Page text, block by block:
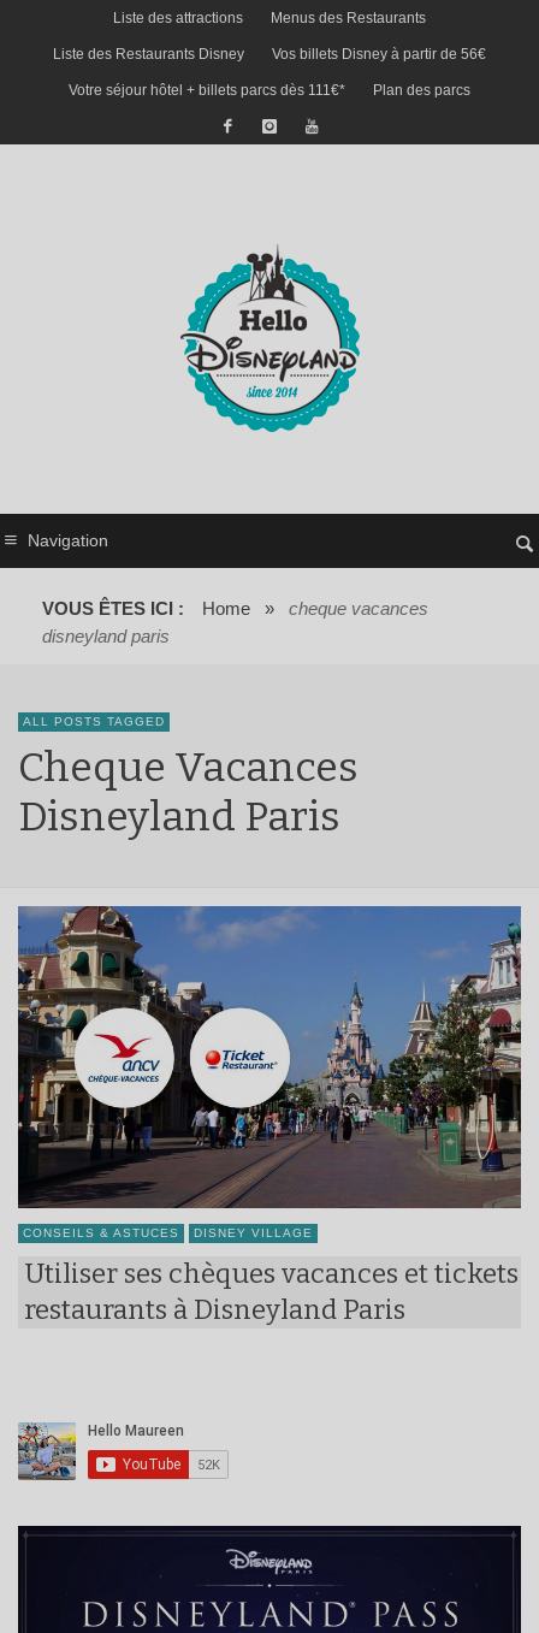
Liste des attractions Menus des Restaurants
Liste des Restaurants Disney Vos billets Disney à partir de 56€
Votre séjour hôtel + billets parcs dès 111€* Plan des parcs
Navigation
VOUS ÊTES ICI : Home »
cheque vacances
disneyland paris
ALL POSTS TAGGED
Cheque Vacances
Disneyland Paris
CONSEILS & ASTUCES DISNEY VILLAGE
Utiliser ses chèques vacances et tickets
restaurants à Disneyland Paris